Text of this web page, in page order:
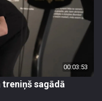
00:03:53
sagādā